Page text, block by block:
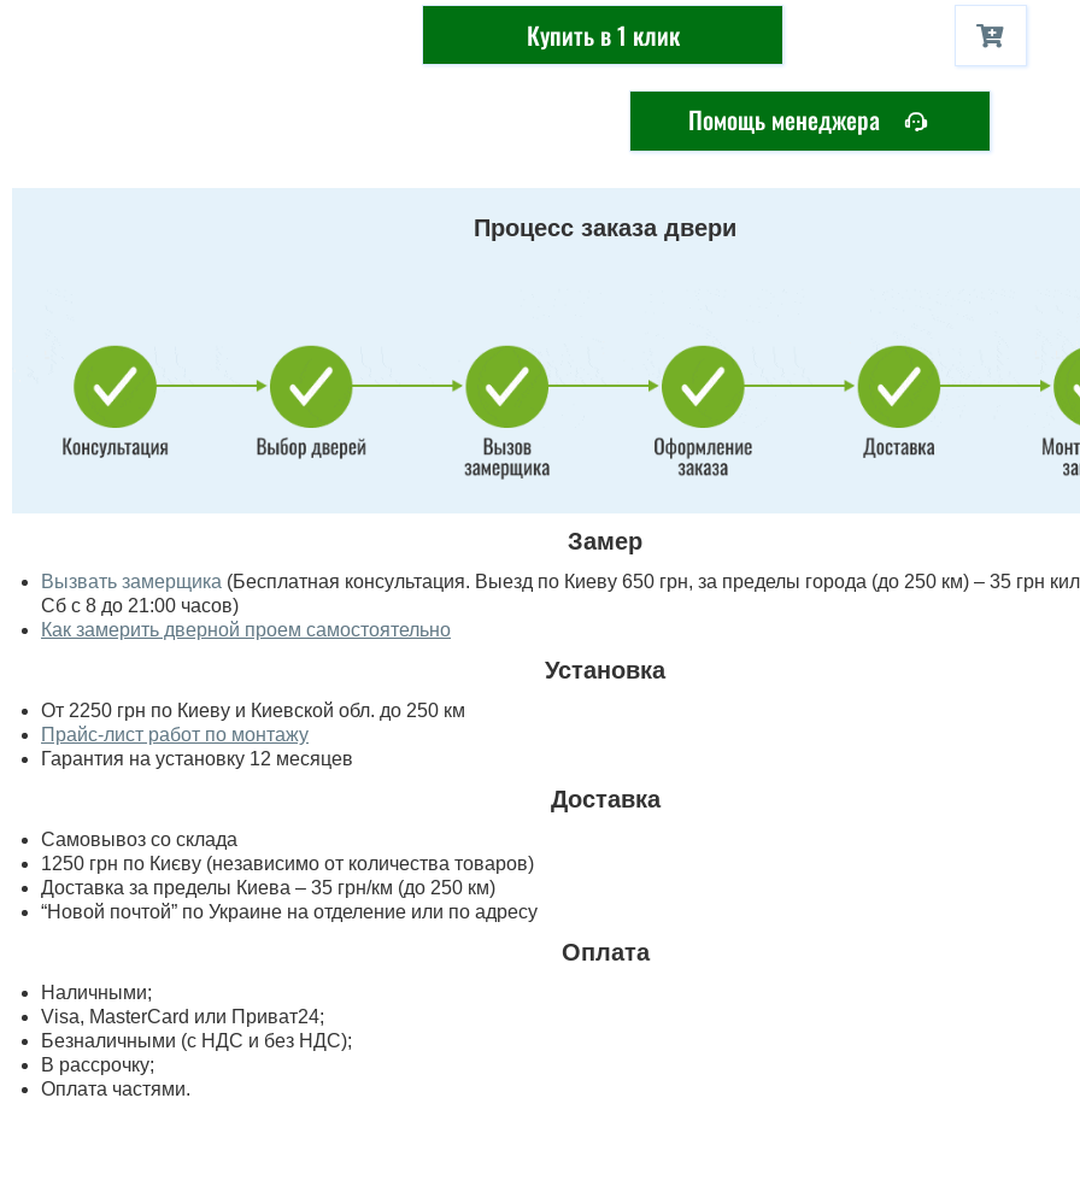
Купить в 1 клик
Помощь менеджера
Процесс заказа двери
Замер
Вызвать замерщика (Бесплатная консультация. Выезд по Киеву 650 грн, за пределы города (до 250 км) – 35 грн
Сб с 8 до 21:00 часов)
Как замерить дверной проем самостоятельно
Установка
От 2250 грн по Киеву и Киевской обл. до 250 км
Прайс-лист работ по монтажу
Гарантия на установку 12 месяцев
Доставка
Самовывоз со склада
1250 грн по Києву (независимо от количества товаров)
Доставка за пределы Киева – 35 грн/км (до 250 км)
“Новой почтой” по Украине на отделение или по адресу
Оплата
Наличными;
Visa, MasterСard или Приват24;
Безналичными (с НДС и без НДС);
В рассрочку;
Оплата частями.